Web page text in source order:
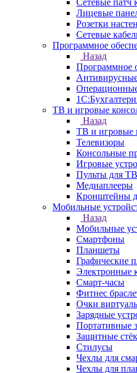
Сетевые патч
Лицевые
Розетки
Сетевые
Программное
Назад
Программное
ТВ и игровые
Назад
ТВ и игровые
Телевизоры
Консольные
Игровые
Пульты для ТВ
Медиаплееры
Кронштейны
Мобильные
Назад
Мобильные
Смартфоны
Планшеты
Графические
Электронные
Смарт-часы
Фитнес
Очки
Зарядные
Портативные
Защитные
Стилусы
Чехлы для
Чехлы для